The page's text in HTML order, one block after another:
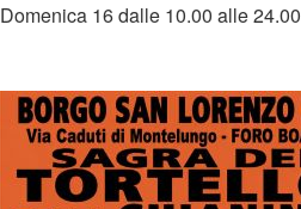
Domenica 16 dalle 10.00 alle 24.00